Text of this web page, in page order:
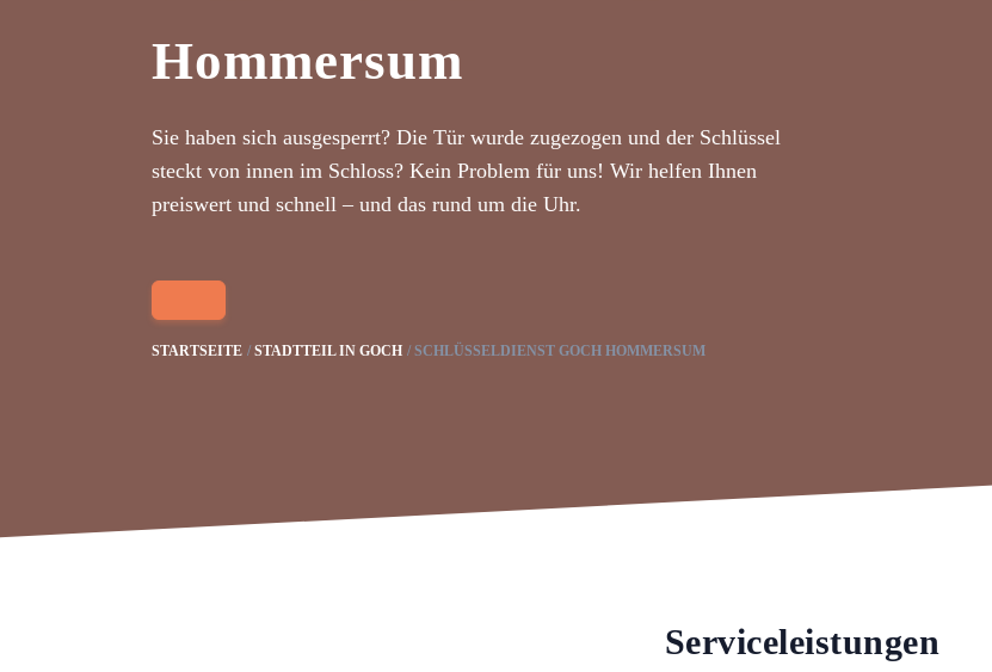
Hommersum
Sie haben sich ausgesperrt? Die Tür wurde zugezogen und der Schlüssel
steckt von innen im Schloss? Kein Problem für uns! Wir helfen Ihnen
preiswert und schnell – und das rund um die Uhr.
STARTSEITE STADTTEIL IN GOCH SCHLÜSSELDIENST GOCH HOMMERSUM
Serviceleistungen